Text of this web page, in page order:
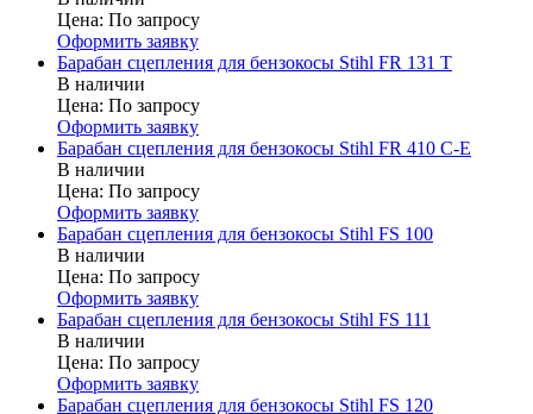
Цена: По запросу
Оформить заявку
Барабан сцепления для бензокосы Stihl FR 131 T
В наличии
Цена: По запросу
Оформить заявку
Барабан сцепления для бензокосы Stihl FR 410 C-E
В наличии
Цена: По запросу
Оформить заявку
Барабан сцепления для бензокосы Stihl FS 100
В наличии
Цена: По запросу
Оформить заявку
Барабан сцепления для бензокосы Stihl FS 111
В наличии
Цена: По запросу
Оформить заявку
Барабан сцепления для бензокосы Stihl FS 120